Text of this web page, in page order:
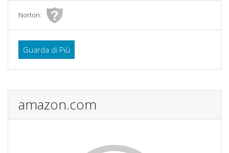
Norton:
Guarda di Più
amazon.com